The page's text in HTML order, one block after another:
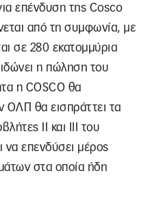
επένδυση της Cosco
από τη συμφωνία, με
σε 280 εκατομμύρια
η πώληση του
η COSCO θα
ΟΛΠ θα εισπράττει τα
ΙΙ και ΙΙΙ του
επενδύσει μέρος
στα οποία ήδη